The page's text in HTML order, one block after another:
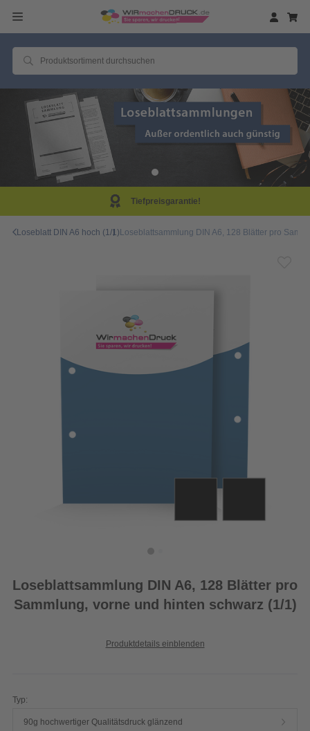
Tiefpreisgarantie!
Loseblatt DIN A6 hoch (1/1)Loseblattsammlung DIN A6, 128 Blätter pro
Loseblattsammlung DIN A6, 128 Blätter pro
Sammlung, vorne und hinten schwarz (1/1)
Produktdetails einblenden
Typ:
90g hochwertiger Qualitätsdruck glänzend